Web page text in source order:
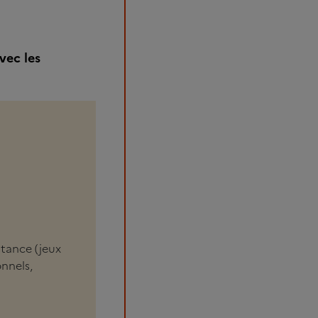
les
(jeux